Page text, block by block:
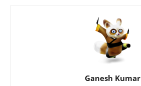
Ganesh Kumar